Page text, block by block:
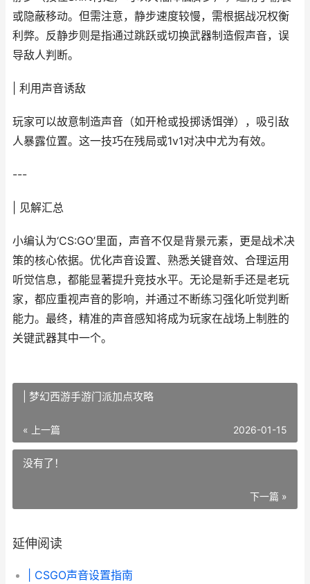
或隐蔽移动。但需注意，静步速度较慢，需根据战况权衡
利弊。反静步则是指通过跳跃或切换武器制造假声音，误
导敌人判断。
| 利用声音诱敌
玩家可以故意制造声音（如开枪或投掷诱饵弹），吸引敌
人暴露位置。这一技巧在残局或1v1对决中尤为有效。
---
| 见解汇总
小编认为‘CS:GO’里面，声音不仅是背景元素，更是战术决
策的核心依据。优化声音设置、熟悉关键音效、合理运用
听觉信息，都能显著提升竞技水平。无论是新手还是老玩
家，都应重视声音的影响，并通过不断练习强化听觉判断
能力。最终，精准的声音感知将成为玩家在战场上制胜的
关键武器其中一个。
| 梦幻西游手游门派加点攻略
« 上一篇 2026-01-15
没有了！
下一篇 »
延伸阅读
| CSGO声音设置指南